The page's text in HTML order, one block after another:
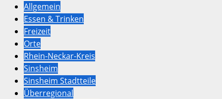
Allgemein
Essen & Trinken
Freizeit
Orte
Rhein-Neckar-Kreis
Sinsheim
Sinsheim Stadtteile
Überregional